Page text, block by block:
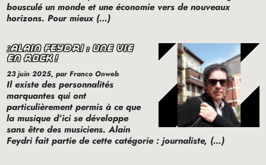
bousculé un monde et une économie vers de nouveaux
horizons. Pour mieux (…)
alain feydri : une vie
en rock!
23 juin 2025, par Franco Onweb
Il existe des personnalités
marquantes qui ont
particulièrement permis à ce que
la musique d’ici se développe
sans être des musiciens. Alain
Feydri fait partie de cette catégorie : journaliste, (…)